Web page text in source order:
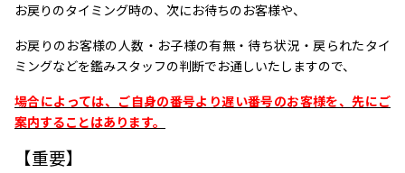
お戻りのタイミング時の、次にお待ちのお客様や、
お戻りのお客様の人数・お子様の有無・待ち状況・戻られたタイ
ミングなどを鑑みスタッフの判断でお通しいたしますので、
場合によっては、ご自身の番号より遅い番号のお客様を、先にご
案内することはあります。
【重要】